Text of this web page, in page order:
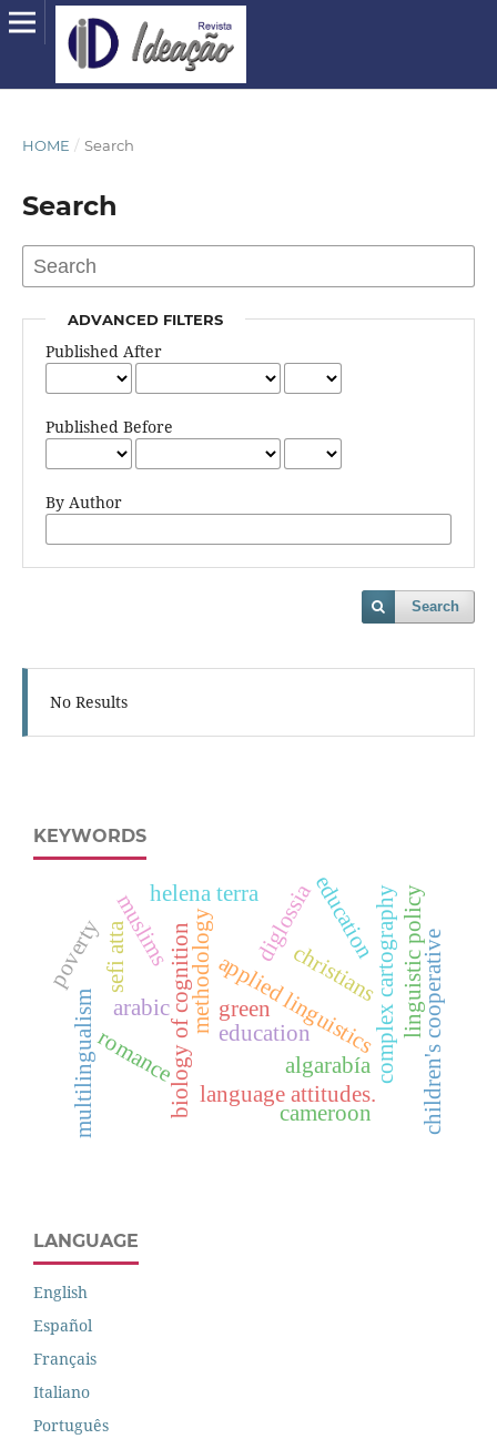
HOME / Search
Search
ADVANCED FILTERS
Published After
Published Before
By Author
Search
No Results
KEYWORDS
applied linguistics
methodology complex cartography
biology of cognition christians
muslims
arabic
algarabía
romance
diglossia linguistic policy
language attitudes.
education
multilingualism cameroon
sefi atta
green children's cooperative
education
poverty
helena terra
LANGUAGE
English
Español
Français
Italiano
Português